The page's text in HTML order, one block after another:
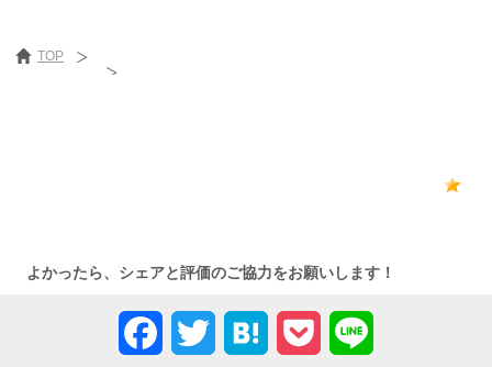
TOP
よかったら、シェアと評価のご協力をお願いします！
FacebookTwitter Hatena Pocket